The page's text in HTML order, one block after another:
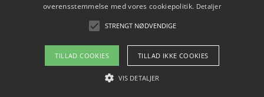
Copyright 2026 - Pilanto Aps
Om / kontakt
Blog Betingelser
overensstemmelse med vores cookiepolitik. Detaljer
STRENGT NØDVENDIGE
TILLAD COOKIES TILLAD IKKE COOKIES
VIS DETALJER